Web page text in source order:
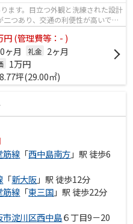
ます。目立つ外観と洗練された設計
つあり、交通の利便性が高いで
円(管理費等：- )
0ヶ月 礼金 2ヶ月
1万円
坪(29.00㎡)
筋線 「西中島南方」駅 徒歩6
「新大阪」駅 徒歩12分
筋線 「東三国」駅 徒歩22分
市淀川区西中島６丁目9－20